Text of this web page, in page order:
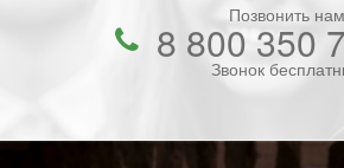
Позвонить нам
8 800 350
Звонок